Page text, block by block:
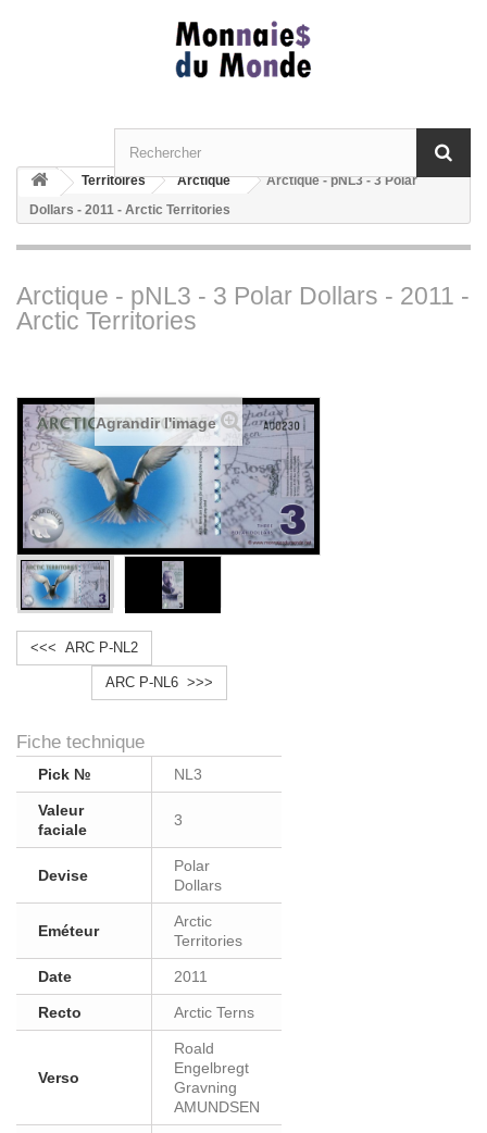
Territoires Arctique
Arctique - pNL3 - 3 Polar
Dollars - 2011 - Arctic Territories
Arctique - pNL3 - 3 Polar Dollars - 2011 -
Arctic Territories
Agrandir l'image
<<< ARC P-NL2
ARC P-NL6 >>>
Fiche technique
Pick № NL3
Valeur
faciale
3
Devise
Polar
Dollars
Eméteur
Arctic
Territories
Date 2011
Recto Arctic Terns
Verso
Roald
Engelbregt
Gravning
AMUNDSEN